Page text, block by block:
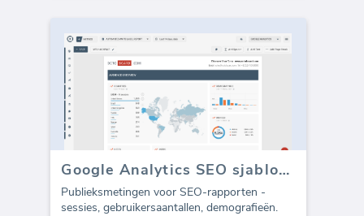
Google Analytics SEO sjabloon - Doelgroep (Rapport)
Publieksmetingen voor SEO-rapporten -
sessies, gebruikersaantallen, demografieën.